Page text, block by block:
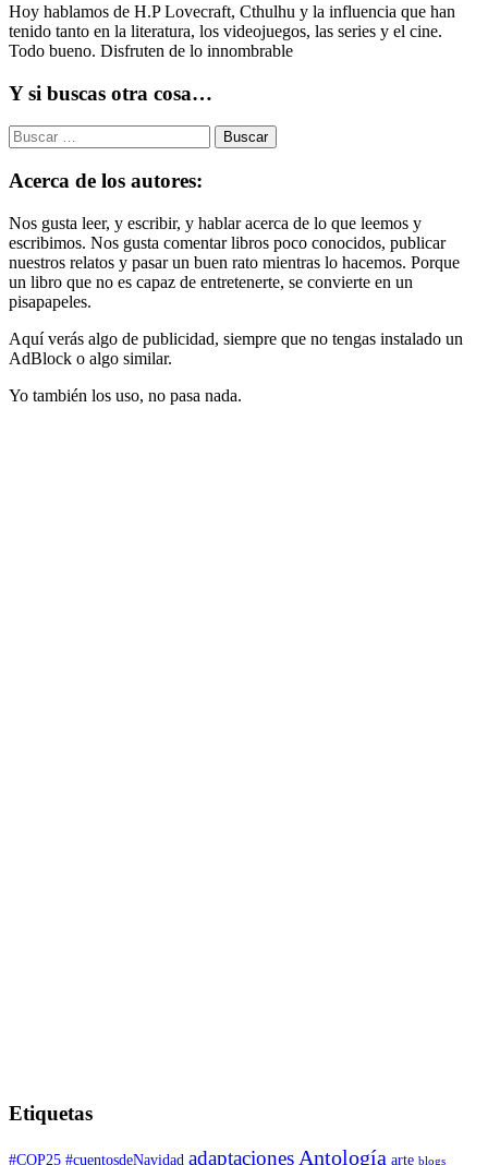
Hoy hablamos de H.P Lovecraft, Cthulhu y la influencia que han
tenido tanto en la literatura, los videojuegos, las series y el cine.
Todo bueno. Disfruten de lo innombrable
Y si buscas otra cosa…
Buscar:
Acerca de los autores:
Nos gusta leer, y escribir, y hablar acerca de lo que leemos y
escribimos. Nos gusta comentar libros poco conocidos, publicar
nuestros relatos y pasar un buen rato mientras lo hacemos. Porque
un libro que no es capaz de entretenerte, se convierte en un
pisapapeles.
Aquí verás algo de publicidad, siempre que no tengas instalado un
AdBlock o algo similar.
Yo también los uso, no pasa nada.
Etiquetas
#COP25 #cuentosdeNavidad adaptaciones Antología arte blogs